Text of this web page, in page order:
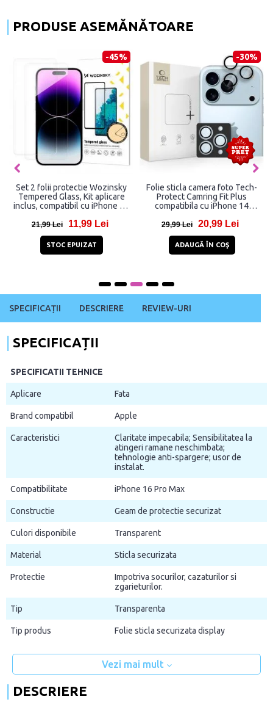
PRODUSE ASEMĂNĂTOARE
-45%
Set 2 folii protectie Wozinsky
Tempered Glass, Kit aplicare
inclus, compatibil cu iPhone 17
Transparent
21,99 Lei 11,99 Lei
STOC EPUIZAT
-30%
Folie sticla camera foto Tech-
Protect Camring Fit Plus
compatibila cu iPhone 14
16 Pro/Pro Max, 17 Pro/Pro
29,99 Lei 20,99 Lei
ADAUGĂ ÎN COŞ
SPECIFICAȚII DESCRIERE REVIEW-URI
SPECIFICAȚII
SPECIFICATII TEHNICE
Aplicare Fata
Brand compatibil Apple
Caracteristici
Claritate impecabila; Sensibilitatea la
atingeri ramane neschimbata;
tehnologie anti-spargere; usor de
instalat.
Compatibilitate iPhone 16 Pro Max
Constructie Geam de protectie securizat
Culori disponibile Transparent
Material Sticla securizata
Protectie
Impotriva socurilor, cazaturilor si
zgarieturilor.
Tip Transparenta
Tip produs Folie sticla securizata display
Vezi mai mult
DESCRIERE